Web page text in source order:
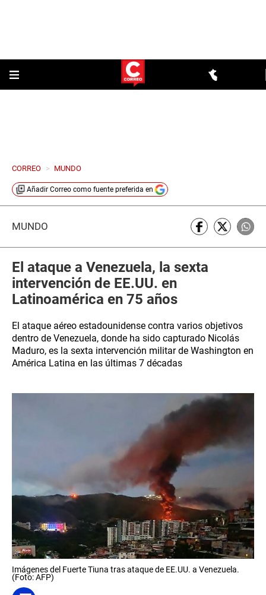
CORREO > MUNDO
Añadir Correo como fuente preferida en
MUNDO
El ataque a Venezuela, la sexta
intervención de EE.UU. en
Latinoamérica en 75 años
El ataque aéreo estadounidense contra varios objetivos
dentro de Venezuela, donde ha sido capturado Nicolás
Maduro, es la sexta intervención militar de Washington en
América Latina en las últimas 7 décadas
Imágenes del Fuerte Tiuna tras ataque de EE.UU. a Venezuela.
(Foto: AFP)